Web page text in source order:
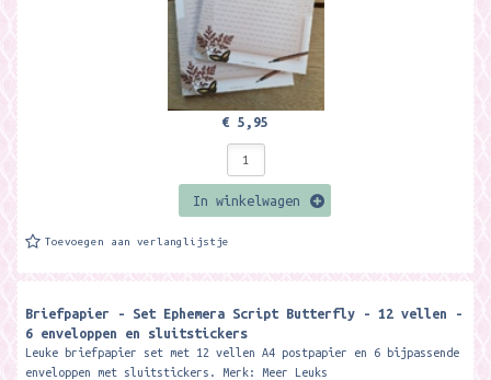
€ 5,95
In winkelwagen
Toevoegen aan verlanglijstje
Briefpapier - Set Ephemera Script Butterfly - 12 vellen -
6 enveloppen en sluitstickers
Leuke briefpapier set met 12 vellen A4 postpapier en 6 bijpassende
enveloppen met sluitstickers. Merk: Meer Leuks